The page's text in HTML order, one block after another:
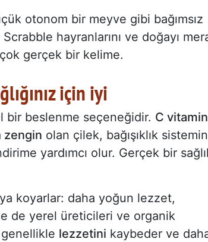
otonom bir meyve gibi bağımsız
hayranlarını ve doğayı
gerçek bir kelime.
için iyi
bir beslenme seçeneğidir. C
zengin olan çilek, bağışıklık
yardımcı olur. Gerçek bir
koyarlar: daha yoğun lezzet,
de yerel üreticileri ve organik
lezzetini kaybeder ve